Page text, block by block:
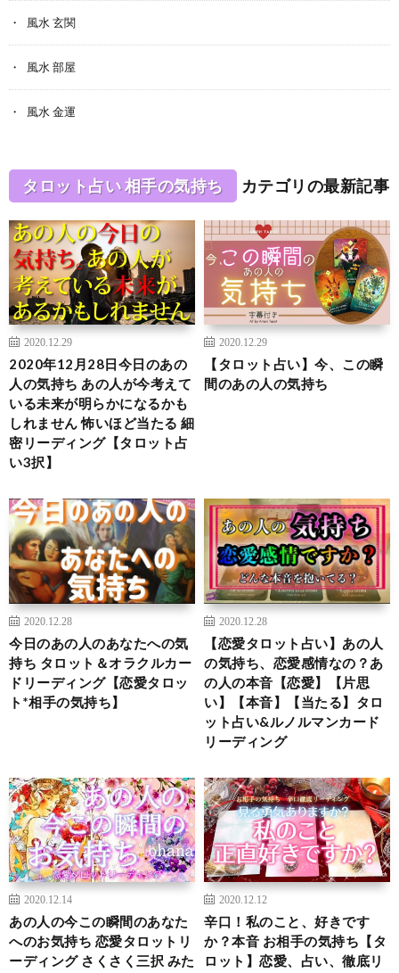
風水 玄関
風水 部屋
風水 金運
タロット占い 相手の気持ち カテゴリの最新記事
2020.12.29
2020年12月28日今日のあの
人の気持ち あの人が今考えて
いる未来が明らかになるかも
しれません 怖いほど当たる 細
密リーディング【タロット占
い3択】
2020.12.29
【タロット占い】今、この瞬
間のあの人の気持ち
2020.12.28
今日のあの人のあなたへの気
持ち タロット＆オラクルカー
ドリーディング【恋愛タロッ
ト*相手の気持ち】
2020.12.28
【恋愛タロット占い】あの人
の気持ち、恋愛感情なの？あ
の人の本音【恋愛】【片思
い】【本音】【当たる】タロ
ット占い&ルノルマンカード
リーディング
2020.12.14
あの人の今この瞬間のあなた
へのお気持ち 恋愛タロットリ
ーディング さくさく三択 みた
2020.12.12
辛口！私のこと、好きです
か？本音 お相手の気持ち【タ
ロット】恋愛、占い、徹底リ